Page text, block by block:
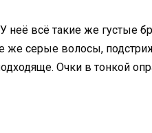
неё всё такие же густые
серые волосы,
Очки в тонкой